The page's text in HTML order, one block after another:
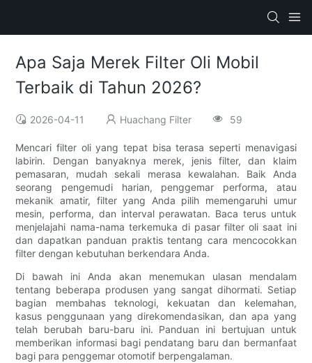
Apa Saja Merek Filter Oli Mobil
Terbaik di Tahun 2026?
2026-04-11 Huachang Filter 59
Mencari filter oli yang tepat bisa terasa seperti menavigasi
labirin. Dengan banyaknya merek, jenis filter, dan klaim
pemasaran, mudah sekali merasa kewalahan. Baik Anda
seorang pengemudi harian, penggemar performa, atau
mekanik amatir, filter yang Anda pilih memengaruhi umur
mesin, performa, dan interval perawatan. Baca terus untuk
menjelajahi nama-nama terkemuka di pasar filter oli saat ini
dan dapatkan panduan praktis tentang cara mencocokkan
filter dengan kebutuhan berkendara Anda.
Di bawah ini Anda akan menemukan ulasan mendalam
tentang beberapa produsen yang sangat dihormati. Setiap
bagian membahas teknologi, kekuatan dan kelemahan,
kasus penggunaan yang direkomendasikan, dan apa yang
telah berubah baru-baru ini. Panduan ini bertujuan untuk
memberikan informasi bagi pendatang baru dan bermanfaat
bagi para penggemar otomotif berpengalaman.